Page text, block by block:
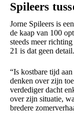
Spileers
Jorne Spileers is
de kaap van 100
steeds meer
21 is dat geen detail.
“Is kostbare tijd
denken over zijn
verdediger dacht
over zijn situatie,
bredere